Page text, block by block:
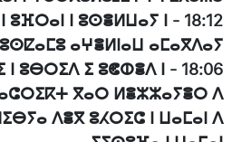
18:12
-
ⵓⴼⵔⴰⵏ ⵏ ⵓⵙⴻⵍⵡⴰⵢ ⵏ
ⵓⵙⵇⴰⵎⵓ ⴰⵖⴻⵍⵏⴰⵡ ⴰⵎⴰⴳⴷⴰⵢ
18:06
-
ⵏ ⵓⴱⵔⵉⴷ ⵉ ⵓⵞⵀⴻⴷ ⵏ
ⴳⴰⵔ ⵍⴻⵣⵣⴰⵢⴻⵔ ⴷ
ⴷⴻⴳ ⵓⵃⵔⵉⵛ ⵏ ⵡⴰⵎⴰⵏ ⴷ